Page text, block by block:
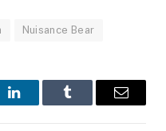
Nuisance Bear
LinkedInTumblr
Correo